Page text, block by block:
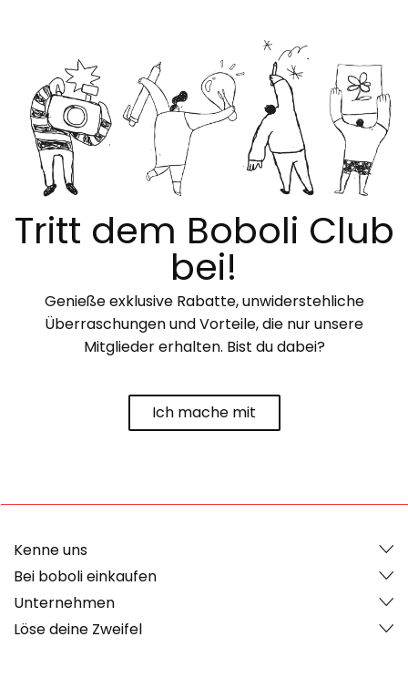
Tritt dem Boboli Club
bei!
Genieße exklusive Rabatte, unwiderstehliche
Überraschungen und Vorteile, die nur unsere
Mitglieder erhalten. Bist du dabei?
Ich mache mit
Kenne uns
Bei boboli einkaufen
Unternehmen
Löse deine Zweifel